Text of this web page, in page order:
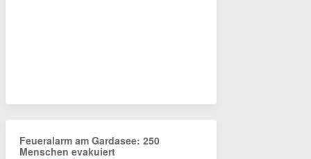
Feueralarm am Gardasee: 250
Menschen evakuiert